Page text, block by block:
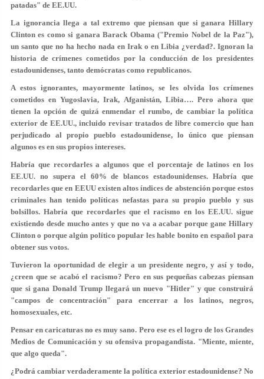
patadas" de EE.UU.
La ignorancia llega a tal extremo que piensan que si ganara Hillary
Clinton es como si ganara Barack Obama ("Premio Nobel de la Paz"),
un santo que no ha hecho nada en Irak o en Libia ¿verdad?. Ignoran la
historia de crímenes cometidos por la conducción de los presidentes
estadounidenses, tanto demócratas como republicanos.
A estos ignorantes, mayormente latinos, se les olvida los crímenes
cometidos en Yugoslavia, Irak, Afganistán, Libia…. Pero ahora que
tienen la opción de quizá enmendar el rumbo, de cambiar la política
exterior de EE.UU., incluido revisar tratados de libre comercio que han
perjudicado al propio pueblo estadounidense, lo único que piensan
algunos es en sus propios intereses.
Habría que recordarles a algunos que el porcentaje de latinos en los
EE.UU. no supera el 60% de blancos estadounidenses. Habría que
recordarles que en EEUU existen altos índices de abstención porque estos
criminales han tenido políticas nefastas para su propio pueblo y sus
bolsillos. Habría que recordarles que el racismo en los EE.UU. sigue
existiendo desde mucho antes y que no va a acabar porque gane Hillary
Clinton o porque algún político popular les hable bonito en español para
obtener sus votos.
Tuvieron la oportunidad de elegir a un presidente negro, y así y todo,
¿creen que se acabó el racismo? Pero en sus pequeñas cabezas piensan
que si gana Donald Trump llegará un nuevo "Hitler" y que construirá
"campos de concentración" para encerrar a los latinos, negros,
homosexuales, etc.
Pensar en caricaturas no es muy sano. Pero ese es el logro de los Grandes
Medios de Comunicación y su ofensiva propagandista. "Miente, miente,
que algo queda".
¿Podrá cambiar verdaderamente la política exterior estadounidense? No